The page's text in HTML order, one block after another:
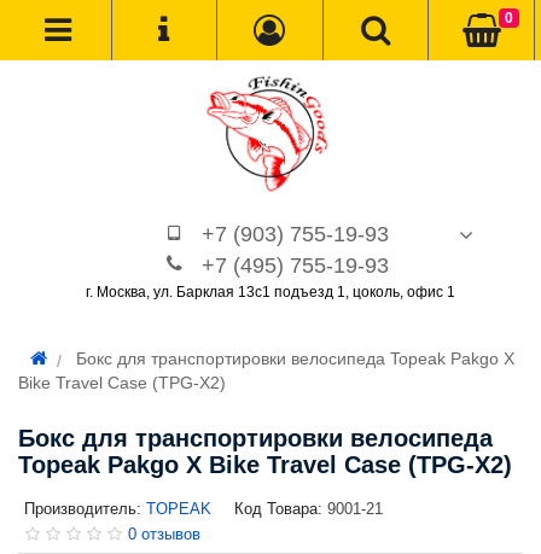
+7 (903) 755-19-93
+7 (495) 755-19-93
г. Москва, ул. Барклая 13с1 подъезд 1, цоколь, офис 1
0
Бокс для транспортировки велосипеда Topeak Pakgo X
Bike Travel Case (TPG-X2)
Бокс для транспортировки велосипеда
Topeak Pakgo X Bike Travel Case (TPG-X2)
Производитель: TOPEAK Код Товара: 9001-21
0 отзывов